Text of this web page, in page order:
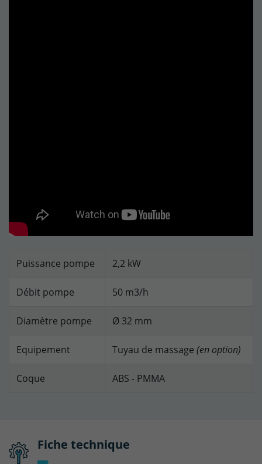
Puissance pompe 2,2 kW
Débit pompe 50 m3/h
Diamètre pompe Ø 32 mm
Equipement Tuyau de massage (en option)
Coque ABS - PMMA
Fiche technique